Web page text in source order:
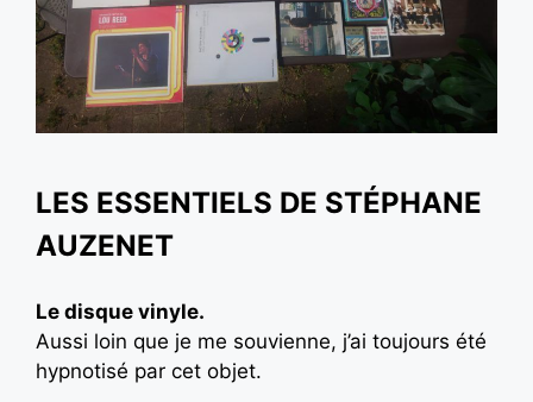
LES ESSENTIELS DE STÉPHANE
AUZENET
Le disque vinyle.
Aussi loin que je me souvienne, j’ai toujours été
hypnotisé par cet objet.